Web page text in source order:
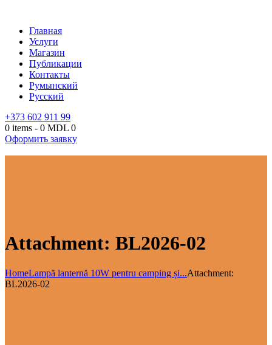
Главная
Услуги
Магазин
Публикации
Контакты
Румынский
Русский
+373 602 911 99
0 items - 0 MDL 0
Оформить заявку
Attachment: BL2026-02
HomeLampă lanternă 10W pentru camping și...Attachment:
BL2026-02